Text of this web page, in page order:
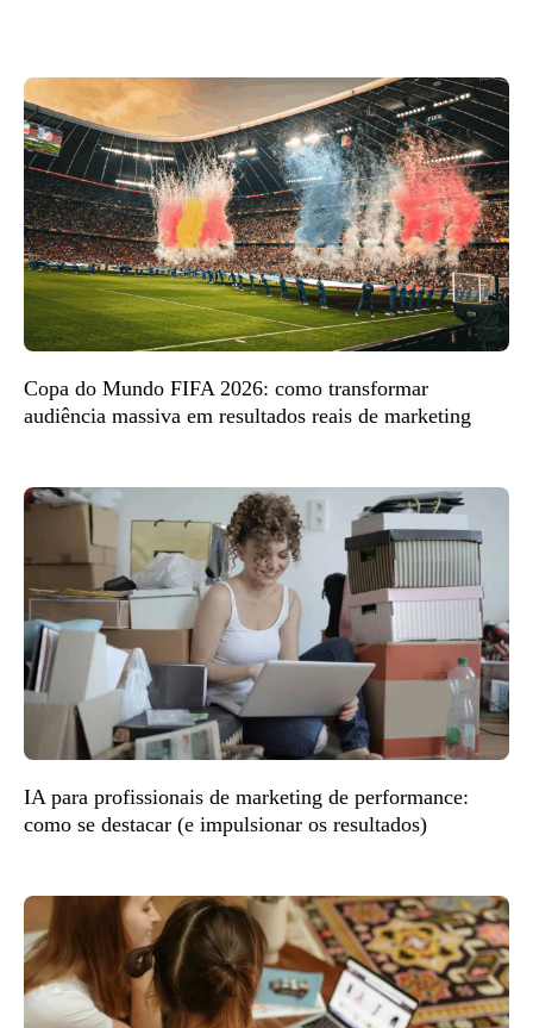
Copa do Mundo FIFA 2026: como transformar
audiência massiva em resultados reais de marketing
IA para profissionais de marketing de performance:
como se destacar (e impulsionar os resultados)